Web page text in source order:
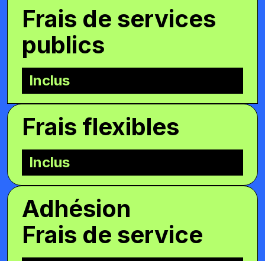
Frais de services
publics
Inclus
Frais flexibles
Inclus
Adhésion
Frais de service